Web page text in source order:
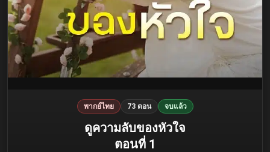
พากย์ไทย 73 ตอน จบแล้ว
ดูความลับของหัวใจ
ตอนที่ 1